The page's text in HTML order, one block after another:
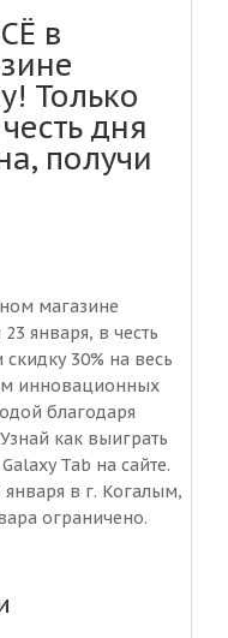
в
Только
дня
получи
магазине
января, в честь
30% на весь
инновационных
благодаря
как выиграть
Tab на сайте.
января в г. Когалым,
ограничено.